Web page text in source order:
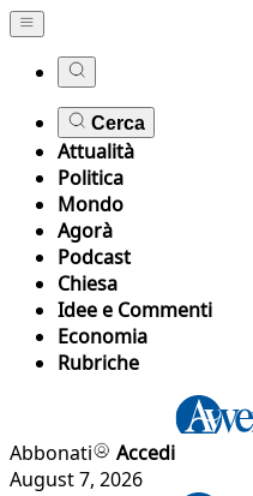
Cerca
Attualità
Politica
Mondo
Agorà
Podcast
Chiesa
Idee e Commenti
Economia
Rubriche
Abbonati
Accedi
August 7, 2026